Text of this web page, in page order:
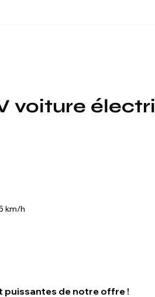
voiture
km/h
puissantes de notre offre !